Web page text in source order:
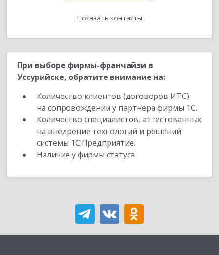
Показать контакты
Назад
При выборе фирмы-франчайзи в
Уссурийске, обратите внимание на:
Количество клиентов (договоров ИТС)
на сопровождении у партнера фирмы 1С.
Количество специалистов, аттестованных
на внедрение технологий и решений
системы 1С:Предприятие.
Наличие у фирмы статуса